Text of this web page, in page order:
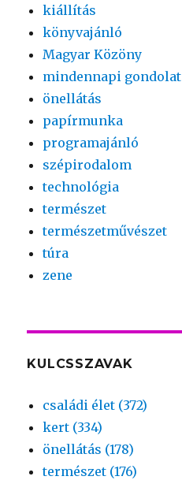
kiállítás
könyvajánló
Magyar Közöny
mindennapi gondolat
önellátás
papírmunka
programajánló
szépirodalom
technológia
természet
természetművészet
túra
zene
KULCSSZAVAK
családi élet (372)
kert (334)
önellátás (178)
természet (176)